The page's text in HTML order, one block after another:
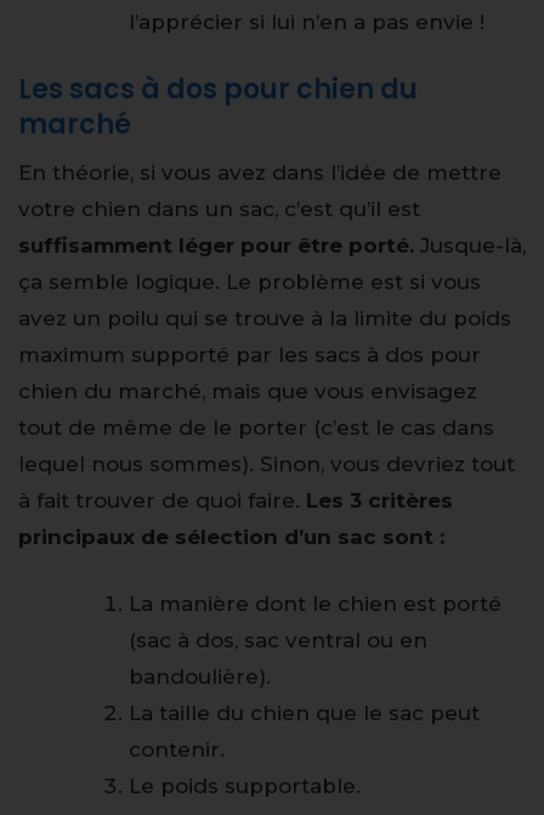
l’apprécier si lui n’en a pas envie !
Les sacs à dos pour chien du
marché
En théorie, si vous avez dans l’idée de mettre
votre chien dans un sac, c’est qu’il est
suffisamment léger pour être porté. Jusque-là,
ça semble logique. Le problème est si vous
avez un poilu qui se trouve à la limite du poids
maximum supporté par les sacs à dos pour
chien du marché, mais que vous envisagez
tout de même de le porter (c’est le cas dans
lequel nous sommes). Sinon, vous devriez tout
à fait trouver de quoi faire. Les 3 critères
principaux de sélection d’un sac sont :
La manière dont le chien est porté
(sac à dos, sac ventral ou en
bandoulière).
La taille du chien que le sac peut
contenir.
Le poids supportable.